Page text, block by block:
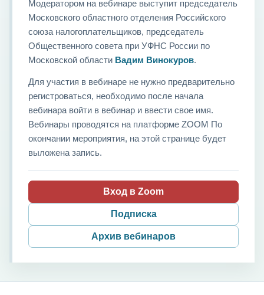
Модератором на вебинаре выступит председатель
Московского областного отделения Российского
союза налогоплательщиков, председатель
Общественного совета при УФНС России по
Московской области Вадим Винокуров.
Для участия в вебинаре не нужно предварительно
регистроваться, необходимо после начала
вебинара войти в вебинар и ввести свое имя.
Вебинары проводятся на платформе ZOOM По
окончании мероприятия, на этой странице будет
выложена запись.
Вход в Zoom
Подписка
Архив вебинаров